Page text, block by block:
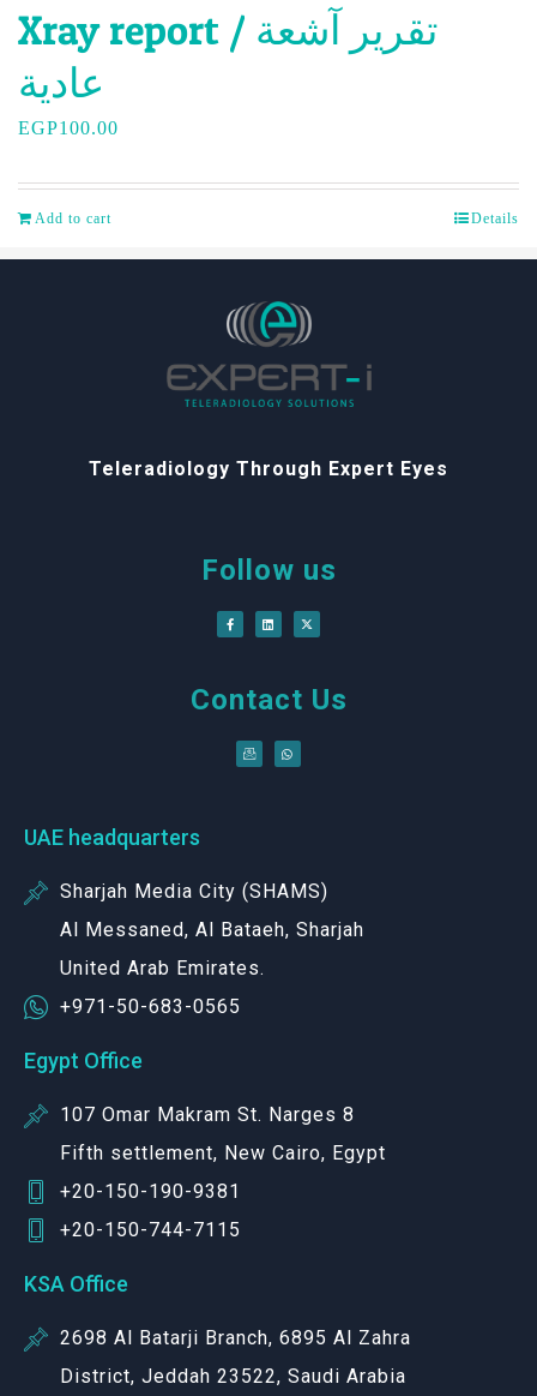
Xray report / تقرير آشعة
عادية
EGP100.00
Add to cart Details
Teleradiology Through Expert Eyes
Follow us
Contact Us
UAE headquarters
Sharjah Media City (SHAMS)
Al Messaned, Al Bataeh, Sharjah
United Arab Emirates.
+971-50-683-0565
Egypt Office
107 Omar Makram St. Narges 8
Fifth settlement, New Cairo, Egypt
+20-150-190-9381
+20-150-744-7115
KSA Office
2698 Al Batarji Branch, 6895 Al Zahra
District, Jeddah 23522, Saudi Arabia